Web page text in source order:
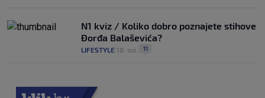
N1 kviz / Koliko dobro poznajete stihove
Đorđa Balaševića?
LIFESTYLE 18. svi. 11